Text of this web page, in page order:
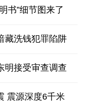
书”细节图来了
藏洗钱犯罪陷阱
明接受审查调查
震源深度6千米